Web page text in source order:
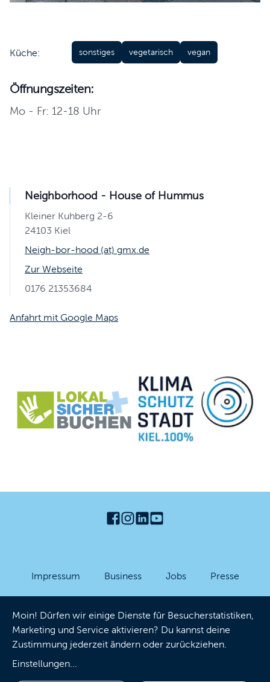
Küche: sonstiges vegetarisch vegan
Öffnungszeiten:
Mo - Fr: 12-18 Uhr
Neighborhood - House of Hummus
Kleiner Kuhberg 2-6
24103 Kiel
Neigh-bor-hood (at) gmx.de
Zur Webseite
0176 21353684
Anfahrt mit Google Maps
Impressum Business Jobs Presse
Barrierefreiheit Cookies
Moin! Dürfen wir einige Dienste für Besucherstatistiken,
Marketing und Service aktivieren? Du kannst deine
Zustimmung jederzeit ändern oder zurückziehen.
Einstellungen